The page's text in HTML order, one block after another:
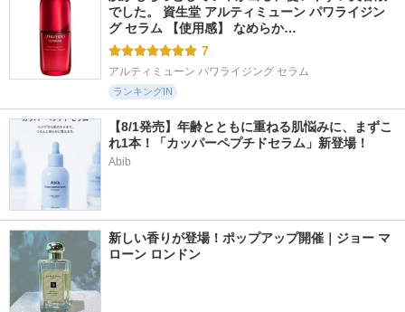
でした。 資生堂 アルティミューン パワライジン
グ セラム 【使用感】 なめらか…
7
アルティミューン パワライジング セラム
ランキングIN
【8/1発売】年齢とともに重ねる肌悩みに、まずこ
れ1本！「カッパーペプチドセラム」新登場！
Abib
新しい香りが登場！ポップアップ開催｜ジョー マ
ローン ロンドン